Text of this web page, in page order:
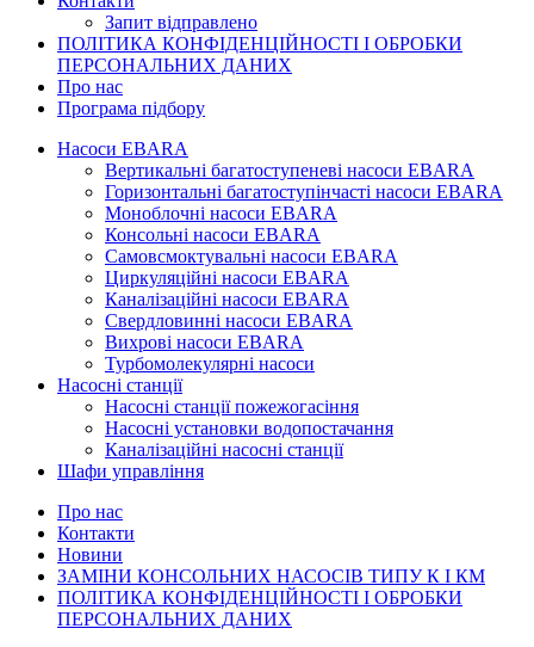
Запит відправлено
ПОЛІТИКА КОНФІДЕНЦІЙНОСТІ І ОБРОБКИ
ПЕРСОНАЛЬНИХ ДАНИХ
Про нас
Програма підбору
Насоси EBARA
Вертикальні багатоступеневі насоси EBARA
Горизонтальні багатоступінчасті насоси EBARA
Моноблочні насоси EBARA
Консольні насоси EBARA
Самовсмоктувальні насоси EBARA
Циркуляційні насоси EBARA
Каналізаційні насоси EBARA
Свердловинні насоси EBARA
Вихрові насоси EBARA
Турбомолекулярні насоси
Насосні станції
Насосні станції пожежогасіння
Насосні установки водопостачання
Каналізаційні насосні станції
Шафи управління
Про нас
Контакти
Новини
ЗАМІНИ КОНСОЛЬНИХ НАСОСІВ ТИПУ К І КМ
ПОЛІТИКА КОНФІДЕНЦІЙНОСТІ І ОБРОБКИ
ПЕРСОНАЛЬНИХ ДАНИХ